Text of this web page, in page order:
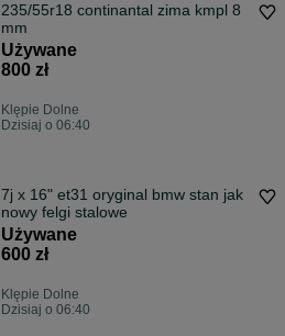
235/55r18 continantal zima kmpl 8
mm
Używane
800 zł
Klępie Dolne
Dzisiaj o 06:40
7j x 16" et31 oryginal bmw stan jak
nowy felgi stalowe
Używane
600 zł
Klępie Dolne
Dzisiaj o 06:40